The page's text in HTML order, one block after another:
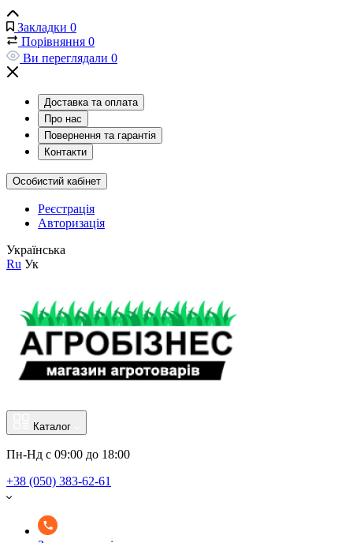
Закладки 0
Порівняння 0
Ви переглядали 0
Доставка та оплата
Про нас
Повернення та гарантія
Контакти
Особистий кабінет
Реєстрація
Авторизація
Українська
Ru Ук
Каталог
Пн-Нд с 09:00 до 18:00
+38 (050) 383-62-61